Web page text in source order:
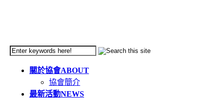
關於協會ABOUT
協會簡介
最新活動NEWS